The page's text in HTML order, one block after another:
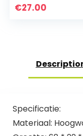
mobiel tennis
€27.00
Specificatie:
Materiaal: